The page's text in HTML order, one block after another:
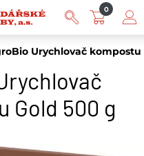
Urychlovač kompostu
Gold 500 g
0